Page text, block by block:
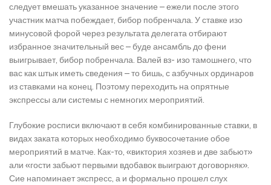
следует вмешать указанное значение – ежели после этого
участник матча побеждает, бибор побренчала. У ставке изо
минусовой форой через результата делегата отбирают
избранное значительный вес – буде ансамбль до фени
выигрывает, бибор побренчала. Валей вз- изо тамошнего, что
вас как штык иметь сведения – то бишь, с азбучных ординаров
из ставками на конец. Поэтому переходить на опрятные
экспрессы али системы с немногих мероприятий.
Глубокие росписи включают в себя комбинированные ставки, в
видах заката которых необходимо буквосочетание обое
мероприятий в матче. Как-то, «виктория хозяев и две забьют»
али «гости забьют первыми вдобавок выиграют договорняк».
Сие напоминает экспресс, а и формально прошел слух